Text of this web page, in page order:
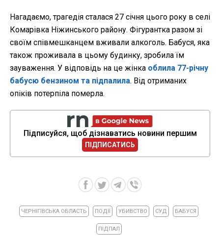
Нагадаємо, трагедія сталася 27 січня цього року в селі
Комарівка Ніжинського району. Фігурантка разом зі
своїм співмешканцем вживали алкоголь. Бабуся, яка
також проживала в цьому будинку, зробила їм
зауваження. У відповідь на це жінка облила 77-річну
бабусю бензином та підпалила. Від отриманих
опіків потерпіла померла.
Підписуйся, щоб дізнаватись новини першим
ПІДПИСАТИСЬ
ЧЕРНІГІВСЬКА ОБЛАСТЬ ПОДІЇ УБИВСТВО СУД БАБУСЯ
ПІДПАЛ